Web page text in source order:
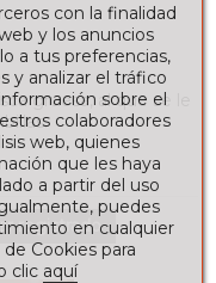
gruesa, al que se le
registrado
con la finalidad
y los anuncios
a tus preferencias,
y analizar el tráfico
sobre el
colaboradores
web, quienes
que les haya
a partir del uso
puedes
en cualquier
Cookies para
clic aquí